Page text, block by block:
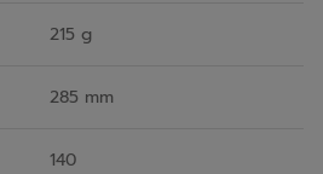
215 g
285 mm
140